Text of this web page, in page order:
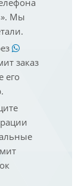
Мы
заказ
его